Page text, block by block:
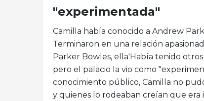
"experimentada"
Camilla había conocido a Andrew
Terminaron en una relación
Parker Bowles, ella'Había tenido
pero el palacio la vio como
conocimiento público, Camilla no
y quienes lo rodeaban creían que era